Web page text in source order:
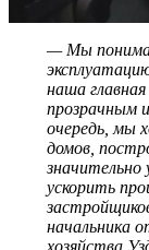
— Мы
наша
прозрачным
очередь, мы
домов,
ускорить
начальника
хозяйства